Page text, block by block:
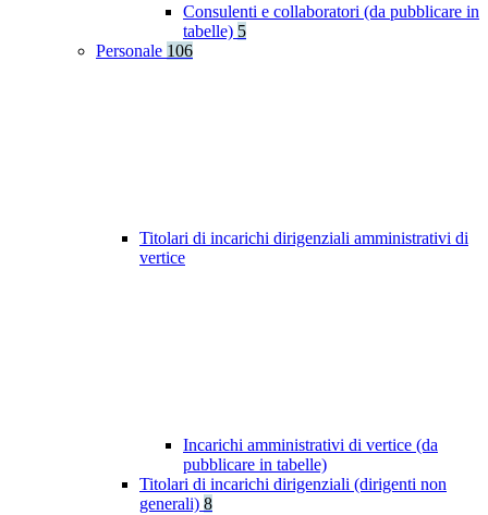
Consulenti e collaboratori (da pubblicare in
tabelle) 5
Personale 106
Titolari di incarichi dirigenziali amministrativi di
vertice
Incarichi amministrativi di vertice (da
pubblicare in tabelle)
Titolari di incarichi dirigenziali (dirigenti non
generali) 8